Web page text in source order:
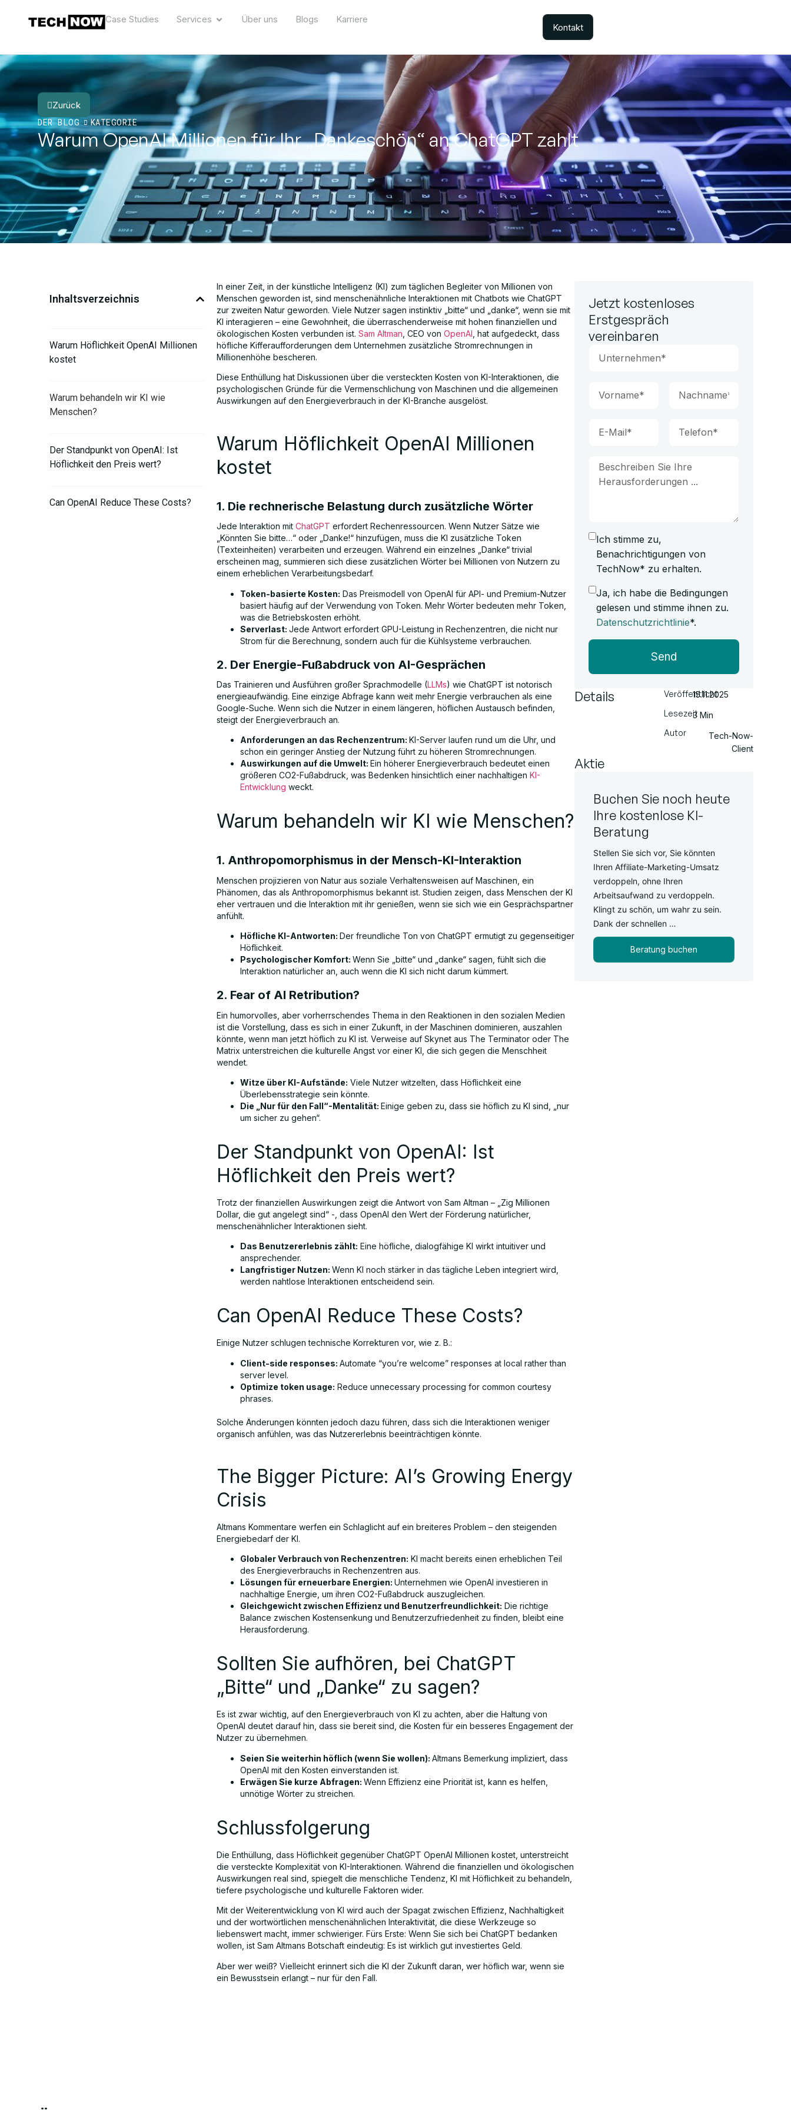
Case Studies Services Über uns Blogs Karriere
Kontakt
Zurück
DER BLOG
KATEGORIE
Warum OpenAI Millionen für Ihr „Dankeschön“ an ChatGPT zahlt
Inhaltsverzeichnis
Warum Höflichkeit OpenAI Millionen
kostet
Warum behandeln wir KI wie
Menschen?
Der Standpunkt von OpenAI: Ist
Höflichkeit den Preis wert?
Can OpenAI Reduce These Costs?
In einer Zeit, in der künstliche Intelligenz (KI) zum täglichen Begleiter von Millionen von
Menschen geworden ist, sind menschenähnliche Interaktionen mit Chatbots wie ChatGPT
zur zweiten Natur geworden. Viele Nutzer sagen instinktiv „bitte“ und „danke“, wenn sie mit
KI interagieren – eine Gewohnheit, die überraschenderweise mit hohen finanziellen und
ökologischen Kosten verbunden ist. Sam Altman , CEO von OpenAI , hat aufgedeckt, dass
höfliche Kifferaufforderungen dem Unternehmen zusätzliche Stromrechnungen in
Millionenhöhe bescheren.
Diese Enthüllung hat Diskussionen über die versteckten Kosten von KI-Interaktionen, die
psychologischen Gründe für die Vermenschlichung von Maschinen und die allgemeinen
Auswirkungen auf den Energieverbrauch in der KI-Branche ausgelöst.
Warum Höflichkeit OpenAI Millionen
kostet
1. Die rechnerische Belastung durch zusätzliche Wörter
Jede Interaktion mit ChatGPT erfordert Rechenressourcen. Wenn Nutzer Sätze wie
„Könnten Sie bitte…“ oder „Danke!“ hinzufügen, muss die KI zusätzliche Token
(Texteinheiten) verarbeiten und erzeugen. Während ein einzelnes „Danke“ trivial
erscheinen mag, summieren sich diese zusätzlichen Wörter bei Millionen von Nutzern zu
einem erheblichen Verarbeitungsbedarf.
Token-basierte Kosten: Das Preismodell von OpenAI für API- und Premium-Nutzer
basiert häufig auf der Verwendung von Token. Mehr Wörter bedeuten mehr Token,
was die Betriebskosten erhöht.
Serverlast: Jede Antwort erfordert GPU-Leistung in Rechenzentren, die nicht nur
Strom für die Berechnung, sondern auch für die Kühlsysteme verbrauchen.
2. Der Energie-Fußabdruck von AI-Gesprächen
Das Trainieren und Ausführen großer Sprachmodelle (LLMs) wie ChatGPT ist notorisch
energieaufwändig. Eine einzige Abfrage kann weit mehr Energie verbrauchen als eine
Google-Suche. Wenn sich die Nutzer in einem längeren, höflichen Austausch befinden,
steigt der Energieverbrauch an.
Anforderungen an das Rechenzentrum: KI-Server laufen rund um die Uhr, und
schon ein geringer Anstieg der Nutzung führt zu höheren Stromrechnungen.
Auswirkungen auf die Umwelt: Ein höherer Energieverbrauch bedeutet einen
größeren CO2-Fußabdruck, was Bedenken hinsichtlich einer nachhaltigen KI-
Entwicklung weckt.
Warum behandeln wir KI wie Menschen?
1. Anthropomorphismus in der Mensch-KI-Interaktion
Menschen projizieren von Natur aus soziale Verhaltensweisen auf Maschinen, ein
Phänomen, das als Anthropomorphismus bekannt ist. Studien zeigen, dass Menschen der KI
eher vertrauen und die Interaktion mit ihr genießen, wenn sie sich wie ein Gesprächspartner
anfühlt.
Höfliche KI-Antworten: Der freundliche Ton von ChatGPT ermutigt zu gegenseitiger
Höflichkeit.
Psychologischer Komfort: Wenn Sie „bitte“ und „danke“ sagen, fühlt sich die
Interaktion natürlicher an, auch wenn die KI sich nicht darum kümmert.
2. Fear of AI Retribution?
Ein humorvolles, aber vorherrschendes Thema in den Reaktionen in den sozialen Medien
ist die Vorstellung, dass es sich in einer Zukunft, in der Maschinen dominieren, auszahlen
könnte, wenn man jetzt höflich zu KI ist. Verweise auf Skynet aus The Terminator oder The
Matrix unterstreichen die kulturelle Angst vor einer KI, die sich gegen die Menschheit
wendet.
Witze über KI-Aufstände: Viele Nutzer witzelten, dass Höflichkeit eine
Überlebensstrategie sein könnte.
Die „Nur für den Fall“-Mentalität: Einige geben zu, dass sie höflich zu KI sind, „nur
um sicher zu gehen“.
Der Standpunkt von OpenAI: Ist
Höflichkeit den Preis wert?
Trotz der finanziellen Auswirkungen zeigt die Antwort von Sam Altman – „Zig Millionen
Dollar, die gut angelegt sind“ -, dass OpenAI den Wert der Förderung natürlicher,
menschenähnlicher Interaktionen sieht.
Das Benutzererlebnis zählt: Eine höfliche, dialogfähige KI wirkt intuitiver und
ansprechender.
Langfristiger Nutzen: Wenn KI noch stärker in das tägliche Leben integriert wird,
werden nahtlose Interaktionen entscheidend sein.
Can OpenAI Reduce These Costs?
Einige Nutzer schlugen technische Korrekturen vor, wie z. B.:
Client-side responses: Automate “you’re welcome” responses at local rather than
server level.
Optimize token usage: Reduce unnecessary processing for common courtesy
phrases.
Solche Änderungen könnten jedoch dazu führen, dass sich die Interaktionen weniger
organisch anfühlen, was das Nutzererlebnis beeinträchtigen könnte.
The Bigger Picture: AI’s Growing Energy
Crisis
Altmans Kommentare werfen ein Schlaglicht auf ein breiteres Problem – den steigenden
Energiebedarf der KI.
Globaler Verbrauch von Rechenzentren: KI macht bereits einen erheblichen Teil
des Energieverbrauchs in Rechenzentren aus.
Lösungen für erneuerbare Energien: Unternehmen wie OpenAI investieren in
nachhaltige Energie, um ihren CO2-Fußabdruck auszugleichen.
Gleichgewicht zwischen Effizienz und Benutzerfreundlichkeit: Die richtige
Balance zwischen Kostensenkung und Benutzerzufriedenheit zu finden, bleibt eine
Herausforderung.
Sollten Sie aufhören, bei ChatGPT
„Bitte“ und „Danke“ zu sagen?
Es ist zwar wichtig, auf den Energieverbrauch von KI zu achten, aber die Haltung von
OpenAI deutet darauf hin, dass sie bereit sind, die Kosten für ein besseres Engagement der
Nutzer zu übernehmen.
Seien Sie weiterhin höflich (wenn Sie wollen): Altmans Bemerkung impliziert, dass
OpenAI mit den Kosten einverstanden ist.
Erwägen Sie kurze Abfragen: Wenn Effizienz eine Priorität ist, kann es helfen,
unnötige Wörter zu streichen.
Schlussfolgerung
Die Enthüllung, dass Höflichkeit gegenüber ChatGPT OpenAI Millionen kostet, unterstreicht
die versteckte Komplexität von KI-Interaktionen. Während die finanziellen und ökologischen
Auswirkungen real sind, spiegelt die menschliche Tendenz, KI mit Höflichkeit zu behandeln,
tiefere psychologische und kulturelle Faktoren wider.
Mit der Weiterentwicklung von KI wird auch der Spagat zwischen Effizienz, Nachhaltigkeit
und der wortwörtlichen menschenähnlichen Interaktivität, die diese Werkzeuge so
liebenswert macht, immer schwieriger. Fürs Erste: Wenn Sie sich bei ChatGPT bedanken
wollen, ist Sam Altmans Botschaft eindeutig: Es ist wirklich gut investiertes Geld.
Aber wer weiß? Vielleicht erinnert sich die KI der Zukunft daran, wer höflich war, wenn sie
ein Bewusstsein erlangt – nur für den Fall.
Jetzt kostenloses
Erstgespräch
vereinbaren
Ich stimme zu,
Benachrichtigungen von
TechNow* zu erhalten.
Ja, ich habe die Bedingungen
gelesen und stimme ihnen zu.
Datenschutzrichtlinie*.
Send
Details
Veröffentlicht
Lesezeit
Autor
15.11.2025
3 Min
Tech-Now-
Client
Aktie
Buchen Sie noch heute
Ihre kostenlose KI-
Beratung
Stellen Sie sich vor, Sie könnten
Ihren Affiliate-Marketing-Umsatz
verdoppeln, ohne Ihren
Arbeitsaufwand zu verdoppeln.
Klingt zu schön, um wahr zu sein.
Dank der schnellen …
Beratung buchen